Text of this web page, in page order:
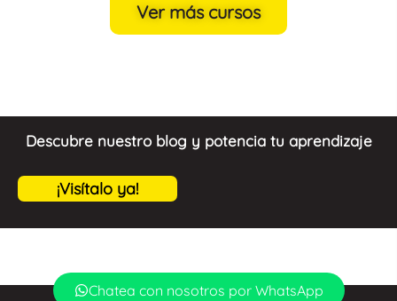
Ver más cursos
Descubre nuestro blog y potencia tu aprendizaje
¡Visítalo ya!
Chatea con nosotros por WhatsApp